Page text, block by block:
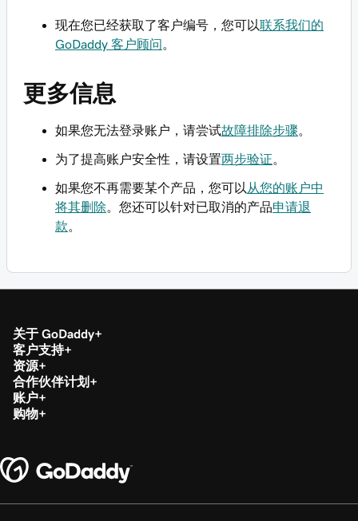
现在您已经获取了客户编号，您可以联系我们的
GoDaddy 客户顾问
更多信息
如果您无法登录账户，请尝试故障排除步骤
为了提高账户安全性，请设置两步验证
如果您不再需要某个产品，您可以 从您的账户中
将其删除 。您还可以针对已取消的产品申请退
款
关于 GoDaddy
客户支持
资源
合作伙伴计划
账户
购物